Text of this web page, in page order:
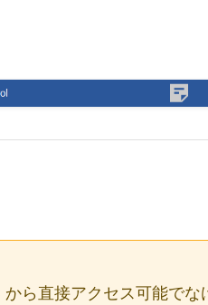
ら直接アクセス可能でな